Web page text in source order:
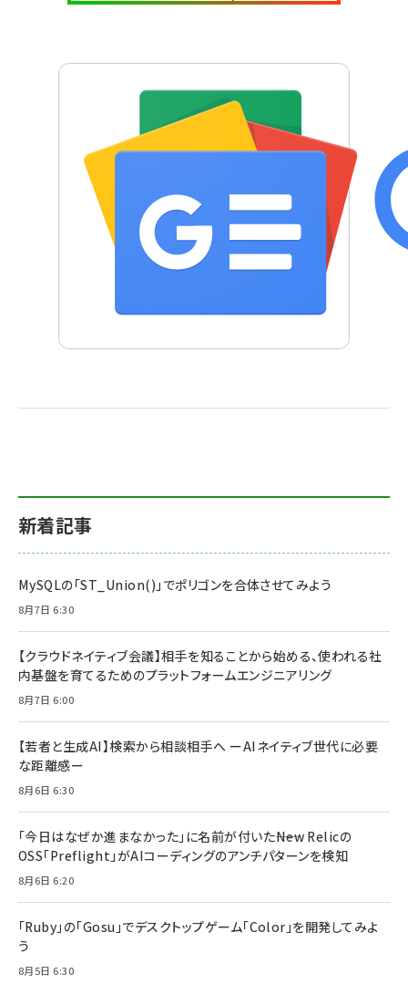
新着記事
MySQLの「ST_Union()」でポリゴンを合体させてみよう
8月7日 6:30
【クラウドネイティブ会議】相手を知ることから始める、使われる社
内基盤を育てるためのプラットフォームエンジニアリング
8月7日 6:00
【若者と生成AI】検索から相談相手へ ーAIネイティブ世代に必要
な距離感ー
8月6日 6:30
「今日はなぜか進まなかった」に名前が付いた――New Relicの
OSS「Preflight」がAIコーディングのアンチパターンを検知
8月6日 6:20
「Ruby」の「Gosu」でデスクトップゲーム「Color」を開発してみよ
う
8月5日 6:30